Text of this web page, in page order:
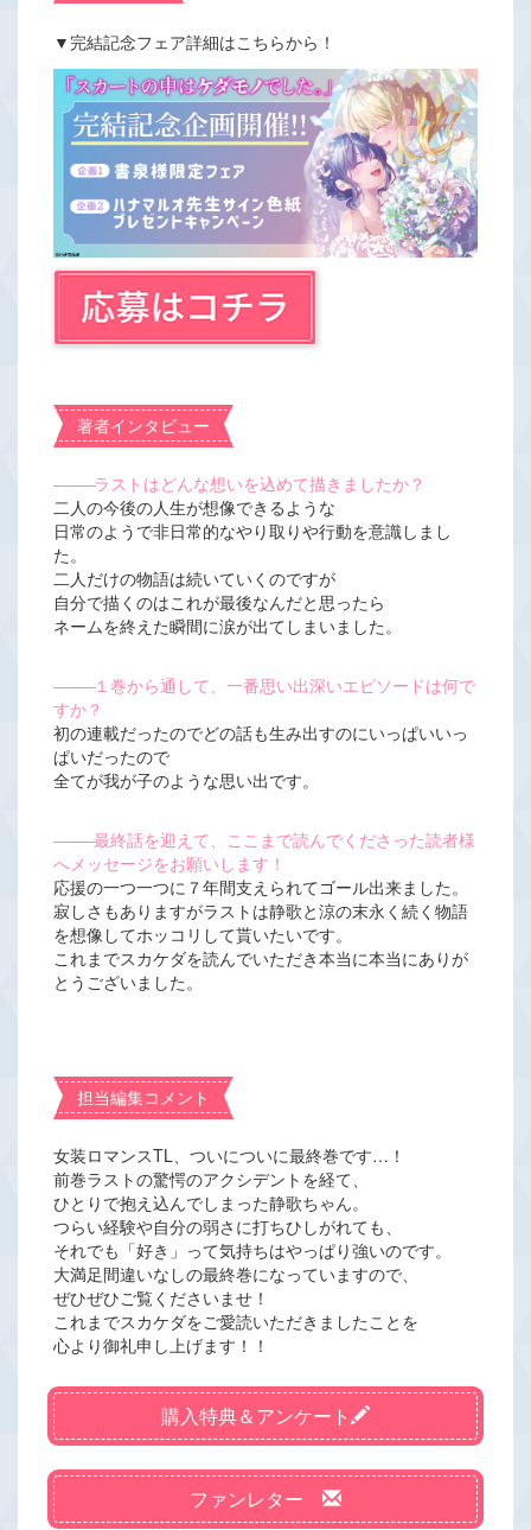
▼完結記念フェア詳細はこちらから！
著者インタビュー
―――ラストはどんな想いを込めて描きましたか？
二人の今後の人生が想像できるような
日常のようで非日常的なやり取りや行動を意識しまし
た。
二人だけの物語は続いていくのですが
自分で描くのはこれが最後なんだと思ったら
ネームを終えた瞬間に涙が出てしまいました。
―――１巻から通して、一番思い出深いエピソードは何で
すか？
初の連載だったのでどの話も生み出すのにいっぱいいっ
ぱいだったので
全てが我が子のような思い出です。
―――最終話を迎えて、ここまで読んでくださった読者様
へメッセージをお願いします！
応援の一つ一つに７年間支えられてゴール出来ました。
寂しさもありますがラストは静歌と涼の末永く続く物語
を想像してホッコリして貰いたいです。
これまでスカケダを読んでいただき本当に本当にありが
とうございました。
担当編集コメント
女装ロマンスTL、ついについに最終巻です…！
前巻ラストの驚愕のアクシデントを経て、
ひとりで抱え込んでしまった静歌ちゃん。
つらい経験や自分の弱さに打ちひしがれても、
それでも「好き」って気持ちはやっぱり強いのです。
大満足間違いなしの最終巻になっていますので、
ぜひぜひご覧くださいませ！
これまでスカケダをご愛読いただきましたことを
心より御礼申し上げます！！
購入特典＆アンケート
ファンレター